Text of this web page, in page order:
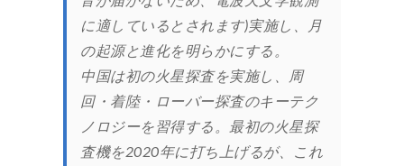
に適しているとされます)実施し、月
の起源と進化を明らかにする。
中国は初の火星探査を実施し、周
回・着陸・ローバー探査のキーテク
ノロジーを習得する。最初の火星探
査機を2020年に打ち上げるが、これ